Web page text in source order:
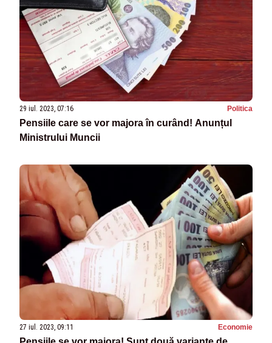
29 iul. 2023, 07:16 Politica
Pensiile care se vor majora în curând! Anunțul
Ministrului Muncii
27 iul. 2023, 09:11 Economie